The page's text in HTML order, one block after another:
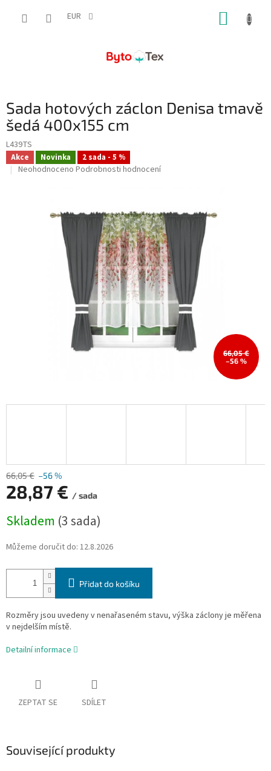
EUR
Sada hotových záclon Denisa tmavě
šedá 400x155 cm
L439TS
Akce Novinka 2 sada - 5 %
Průměrné
Neohodnoceno Podrobnosti hodnocení
66,05 €
–56 %
66,05 € –56 %
28,87 € / sada
cena:
Skladem (3 sada)
Můžeme doručit do: 12.8.2026
Přidat do košíku
Rozměry jsou uvedeny v nenařaseném stavu, výška záclony je měřena
v nejdelším místě.
Detailní informace
ZEPTAT SE SDÍLET
Související produkty